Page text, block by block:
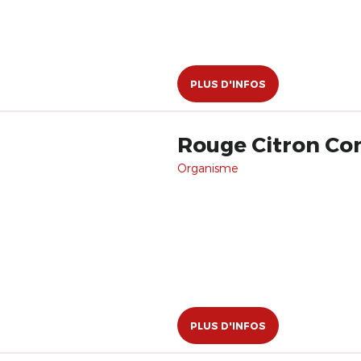
PLUS D'INFOS
Rouge Citron
Organisme
PLUS D'INFOS